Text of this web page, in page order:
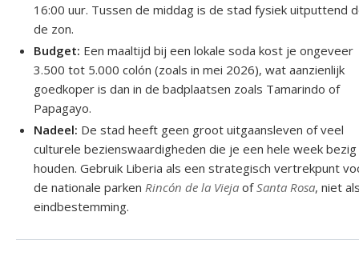
16:00 uur. Tussen de middag is de stad fysiek uitputtend
de zon.
Budget: Een maaltijd bij een lokale soda kost je ongeveer
3.500 tot 5.000 colón (zoals in mei 2026), wat aanzienlijk
goedkoper is dan in de badplaatsen zoals Tamarindo of
Papagayo.
Nadeel: De stad heeft geen groot uitgaansleven of veel
culturele bezienswaardigheden die je een hele week bezig
houden. Gebruik Liberia als een strategisch vertrekpunt
de nationale parkenRincón de la Vieja ofSanta Rosa, niet
eindbestemming.